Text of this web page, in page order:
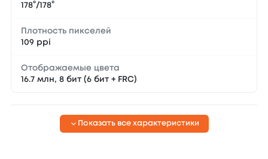
178°/178°
Плотность пикселей
109 ppi
Отображаемые цвета
16.7 млн, 8 бит (6 бит + FRC)
Показать все характеристики